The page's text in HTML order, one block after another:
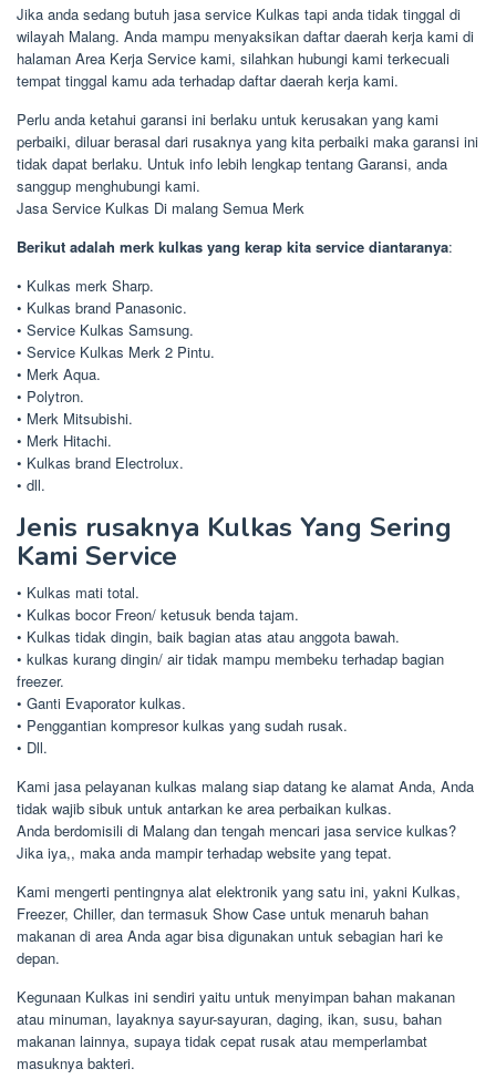
Jika anda sedang butuh jasa service Kulkas tapi anda tidak tinggal di
wilayah Malang. Anda mampu menyaksikan daftar daerah kerja kami di
halaman Area Kerja Service kami, silahkan hubungi kami terkecuali
tempat tinggal kamu ada terhadap daftar daerah kerja kami.
Perlu anda ketahui garansi ini berlaku untuk kerusakan yang kami
perbaiki, diluar berasal dari rusaknya yang kita perbaiki maka garansi ini
tidak dapat berlaku. Untuk info lebih lengkap tentang Garansi, anda
sanggup menghubungi kami.
Jasa Service Kulkas Di malang Semua Merk
Berikut adalah merk kulkas yang kerap kita service diantaranya:
• Kulkas merk Sharp.
• Kulkas brand Panasonic.
• Service Kulkas Samsung.
• Service Kulkas Merk 2 Pintu.
• Merk Aqua.
• Polytron.
• Merk Mitsubishi.
• Merk Hitachi.
• Kulkas brand Electrolux.
• dll.
Jenis rusaknya Kulkas Yang Sering
Kami Service
• Kulkas mati total.
• Kulkas bocor Freon/ ketusuk benda tajam.
• Kulkas tidak dingin, baik bagian atas atau anggota bawah.
• kulkas kurang dingin/ air tidak mampu membeku terhadap bagian
freezer.
• Ganti Evaporator kulkas.
• Penggantian kompresor kulkas yang sudah rusak.
• Dll.
Kami jasa pelayanan kulkas malang siap datang ke alamat Anda, Anda
tidak wajib sibuk untuk antarkan ke area perbaikan kulkas.
Anda berdomisili di Malang dan tengah mencari jasa service kulkas?
Jika iya,, maka anda mampir terhadap website yang tepat.
Kami mengerti pentingnya alat elektronik yang satu ini, yakni Kulkas,
Freezer, Chiller, dan termasuk Show Case untuk menaruh bahan
makanan di area Anda agar bisa digunakan untuk sebagian hari ke
depan.
Kegunaan Kulkas ini sendiri yaitu untuk menyimpan bahan makanan
atau minuman, layaknya sayur-sayuran, daging, ikan, susu, bahan
makanan lainnya, supaya tidak cepat rusak atau memperlambat
masuknya bakteri.